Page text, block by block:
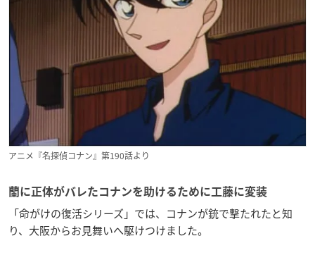
アニメ『名探偵コナン』第190話より
蘭に正体がバレたコナンを助けるために工藤に変装
「命がけの復活シリーズ」では、コナンが銃で撃たれたと知
り、大阪からお見舞いへ駆けつけました。